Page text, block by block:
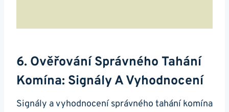
6. Ověřování Správného Tahání
Komína: Signály A Vyhodnocení
Signály a vyhodnocení správného tahání komína